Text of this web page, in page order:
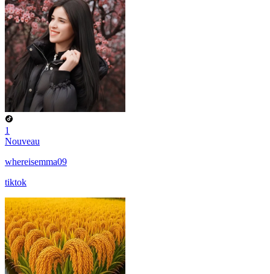
1
Nouveau
whereisemma09
tiktok